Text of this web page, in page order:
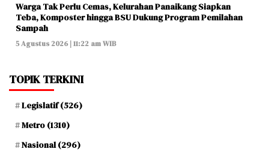
Warga Tak Perlu Cemas, Kelurahan Panaikang Siapkan
Teba, Komposter hingga BSU Dukung Program Pemilahan
Sampah
5 Agustus 2026 | 11:22 am WIB
TOPIK TERKINI
Legislatif(526)
Metro (1310)
Nasional(296)